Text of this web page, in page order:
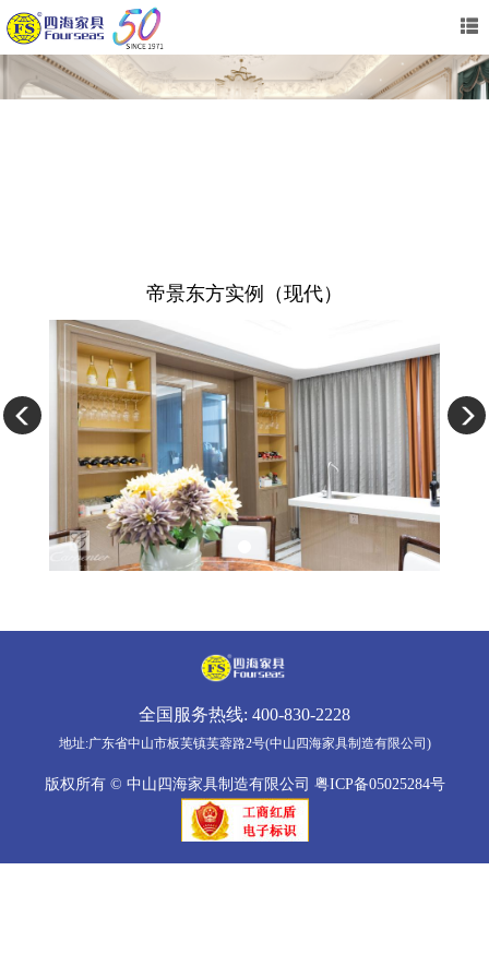
帝景东方实例（现代）
全国服务热线: 400-830-2228
地址:广东省中山市板芙镇芙蓉路2号(中山四海家具制造有限公司)
版权所有 © 中山四海家具制造有限公司 粤ICP备05025284号